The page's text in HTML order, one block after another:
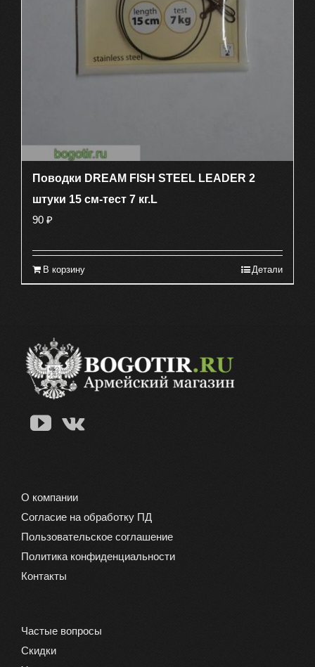
Поводки DREAM FISH STEEL LEADER 2
штуки 15 см-тест 7 кг.L
90 ₽
В корзину Детали
О компании
Согласие на обработку ПД
Пользовательское соглашение
Политика конфиденциальности
Контакты
Частые вопросы
Скидки